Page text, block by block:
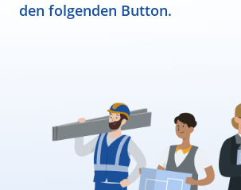
den folgenden Button.